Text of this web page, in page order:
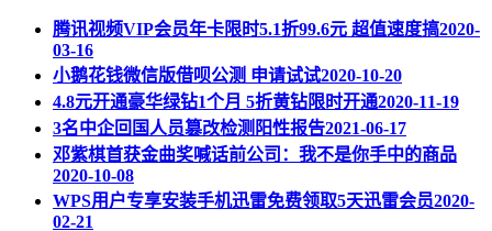
腾讯视频VIP会员年卡限时5.1折99.6元 超值速度搞2020-
03-16
小鹅花钱微信版借呗公测 申请试试2020-10-20
4.8元开通豪华绿钻1个月 5折黄钻限时开通2020-11-19
3名中企回国人员篡改检测阳性报告2021-06-17
邓紫棋首获金曲奖喊话前公司：我不是你手中的商品
2020-10-08
WPS用户专享安装手机迅雷免费领取5天迅雷会员2020-
02-21